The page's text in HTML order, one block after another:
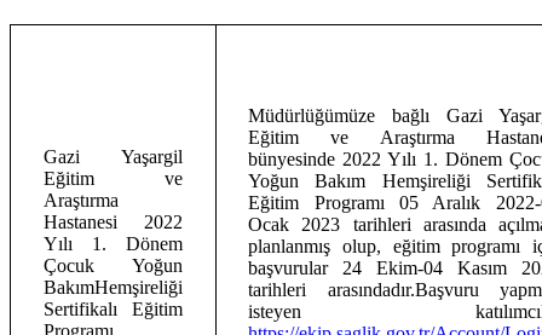
Gazi Yaşargil
Eğitim ve
Araştırma
Hastanesi2022
Yılı 1. Dönem
Çocuk Yoğun
BakımHemşireliği
Sertifikalı Eğitim
Müdürlüğümüze bağlı Gazi
Eğitim ve Araştırma
bünyesinde 2022 Yılı 1. Dönem
Yoğun Bakım Hemşireliği
Eğitim Programı 05 Aralık 2022-
Ocak 2023 tarihleri arasında
planlanmış olup, eğitim programı
başvurular 24 Ekim-04 Kasım
tarihleri arasındadır.Başvuru
isteyen